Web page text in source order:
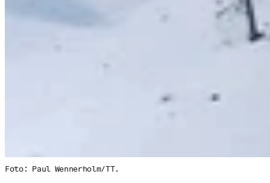
Foto: Paul Wennerholm/TT.